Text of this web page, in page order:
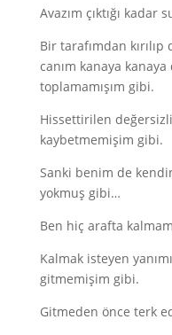
Avazım çıktığı kadar
Bir tarafımdan
canım kanaya
toplamamışım gibi.
Hissettirilen
kaybetmemişim gibi.
Sanki benim de
yokmuş gibi…
Ben hiç arafta
Kalmak isteyen
gitmemişim gibi.
Gitmeden önce terk